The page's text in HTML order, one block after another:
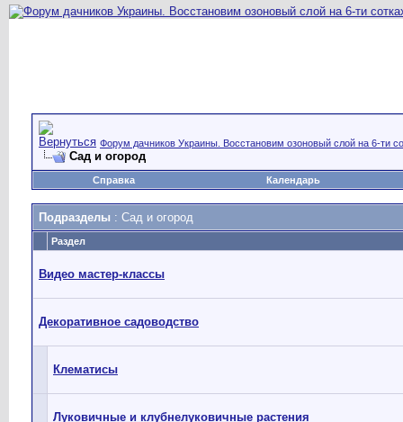
Форум дачников Украины. Восстановим озоновый слой на 6-ти
Сад и огород
Справка Календарь
Подразделы : Сад и огород
Раздел
Видео мастер-классы
Декоративное садоводство
Клематисы
Луковичные и клубнелуковичные растения